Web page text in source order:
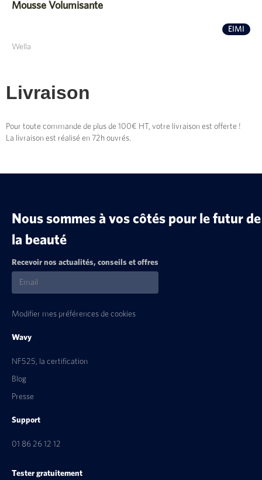
Mousse Volumisante
EIMI
Wella
Livraison
Pour toute commande de plus de 100€ HT, votre livraison est offerte !
La livraison est réalisé en 72h ouvrés.
Nous sommes à vos côtés pour le futur de
la beauté
Recevoir nos actualités, conseils et offres
Modifier mes préférences de cookies
Wavy
NF525, la certification
Blog
Presse
Support
01 86 26 12 12
Tester gratuitement